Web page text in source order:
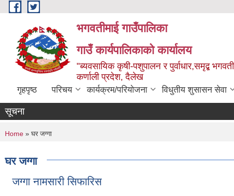
Skip to main content
भगवतीमाई गाउँपालिका
गाउँ कार्यपालिकाको कार्यालय
"ब्यवसायिक कृषी-पशुपालन र पुर्वाधार,समृद्ब
कर्णाली प्रदेश, दैलेख
गृहपृष्ठ परिचय कार्यक्रम/परियोजना विधुतीय शुसासन सेवा
सूचना
You are here
Home » घर जग्गा
घर जग्गा
जग्गा नामसारी सिफारिस